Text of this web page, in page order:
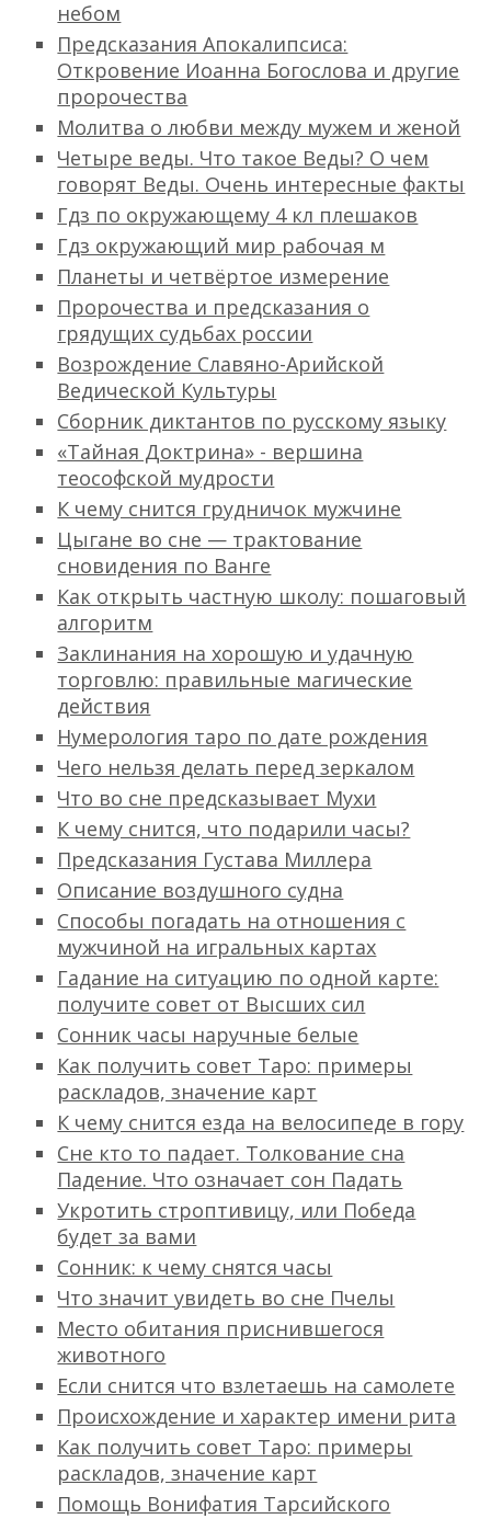
небом
Предсказания Апокалипсиса:
Откровение Иоанна Богослова и другие
пророчества
Молитва о любви между мужем и женой
Четыре веды. Что такое Веды? О чем
говорят Веды. Очень интересные факты
Гдз по окружающему 4 кл плешаков
Гдз окружающий мир рабочая м
Планеты и четвёртое измерение
Пророчества и предсказания о
грядущих судьбах россии
Возрождение Славяно-Арийской
Ведической Культуры
Сборник диктантов по русскому языку
«Тайная Доктрина» - вершина
теософской мудрости
К чему снится грудничок мужчине
Цыгане во сне — трактование
сновидения по Ванге
Как открыть частную школу: пошаговый
алгоритм
Заклинания на хорошую и удачную
торговлю: правильные магические
действия
Нумерология таро по дате рождения
Чего нельзя делать перед зеркалом
Что во сне предсказывает Мухи
К чему снится, что подарили часы?
Предсказания Густава Миллера
Описание воздушного судна
Способы погадать на отношения с
мужчиной на игральных картах
Гадание на ситуацию по одной карте:
получите совет от Высших сил
Сонник часы наручные белые
Как получить совет Таро: примеры
раскладов, значение карт
К чему снится езда на велосипеде в гору
Сне кто то падает. Толкование сна
Падение. Что означает сон Падать
Укротить строптивицу, или Победа
будет за вами
Сонник: к чему снятся часы
Что значит увидеть во сне Пчелы
Место обитания приснившегося
животного
Если снится что взлетаешь на самолете
Происхождение и характер имени рита
Как получить совет Таро: примеры
раскладов, значение карт
Помощь Вонифатия Тарсийского